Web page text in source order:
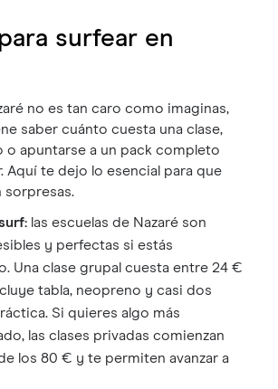
surfear en
no es tan caro como imaginas,
saber cuánto cuesta una clase,
o apuntarse a un pack completo
Aquí te dejo lo esencial para que
sorpresas.
las escuelas de Nazaré son
y perfectas si estás
Una clase grupal cuesta entre 24 €
tabla, neopreno y casi dos
Si quieres algo más
las clases privadas comienzan
los 80 € y te permiten avanzar a